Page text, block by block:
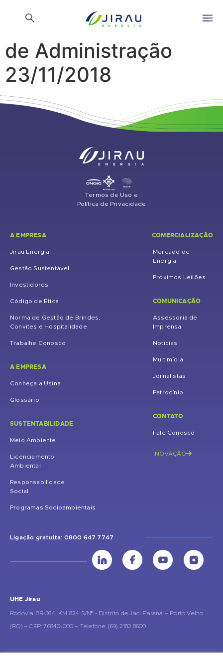
Reunião do Conselho
de Administração
23/11/2018
Termos de Uso e
Política de Privacidade
A EMPRESA
Jirau Energia
Gestão Sustentável
Investidores
Código de Ética
Norma de Gestão de Brindes,
Convites e Hospitalidade
Trabalhe Conosco
A EMPRESA
Conheça a Usina
Glossário
SUSTENTABILIDADE
Meio Ambiente
Licenciamento
Ambiental
Responsabilidade
Social
Programas Socioambientais
COMERCIALIZAÇÃO
Mercado de
Energia
Próximos Leilões
COMUNICAÇÃO
Assessoria de
Imprensa
Notícias
Multimídia
Jornalistas
Patrocínio
CONTATO
Fale Conosco
INOVAÇÃO
Ligação gratuita: 0800 647 7747
UHE Jirau
Rodovia BR-364, KM 824 S/Nº - Distrito de Jaci Paraná – Porto Velho
(RO) – CEP: 76840-000 – Telefone: (69) 2182.8600